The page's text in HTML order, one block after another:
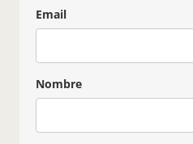
Email
Nombre